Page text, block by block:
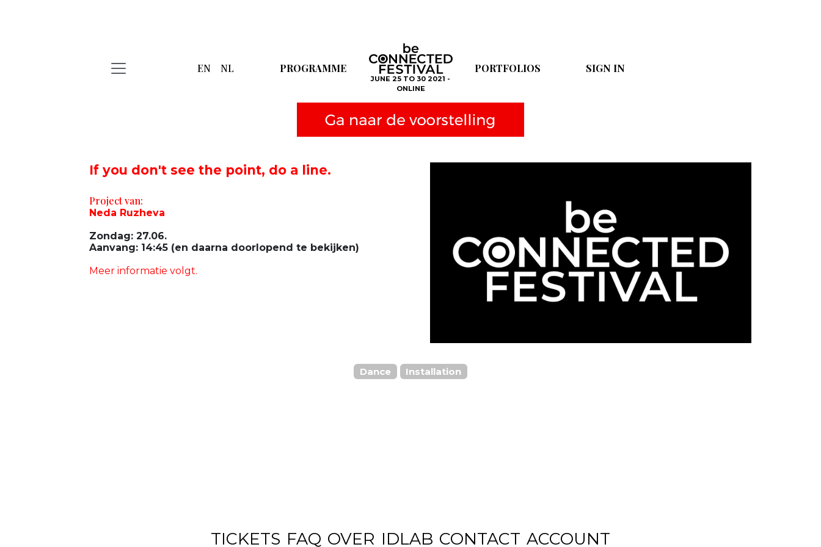
EN NL PROGRAMME
JUNE 25 TO 30 2021 -
ONLINE
PORTFOLIOS SIGN IN
If you don't see the point, do a line.
Project van:
Neda Ruzheva
Zondag: 27.06.
Aanvang: 14:45 (en daarna doorlopend te bekijken)
Meer informatie volgt.
Dance Installation
TICKETS FAQ OVER IDLAB CONTACT ACCOUNT